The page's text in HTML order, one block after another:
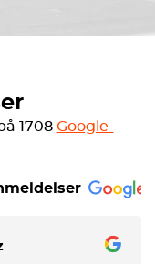
1708 Google-